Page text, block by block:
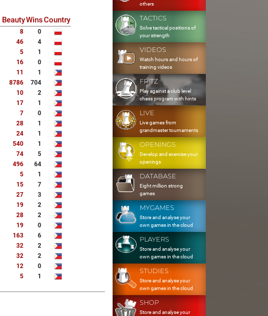
BeautyWinsCountry
8
0
46
4
5
1
16
0
11
1
8786
704
10
2
17
1
7
0
28
1
24
1
540
1
74
5
496
64
5
1
15
7
27
3
19
2
28
2
19
0
163
6
32
2
32
2
12
0
5 1
others
TACTICS
Solve tactical positions of
your strength
VIDEOS
Watch hours and hours of
training videos
FRITZ
Play against a club level
chess program with hints
LIVE
Live games from
grandmaster tournaments
OPENINGS
Develop and exercise your
openings
DATABASE
Eight million strong
games
MYGAMES
Store and analyse your
own games in the cloud
PLAYERS
Store and analyse your
own games in the cloud
STUDIES
Store and analyse your
own games in the cloud
SHOP
Store and analyse your